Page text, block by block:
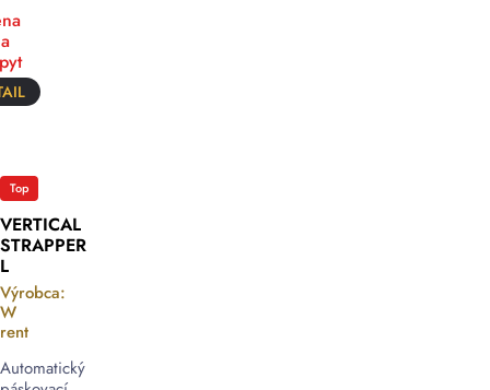
Top
VERTICAL
STRAPPER
L
Výrobca:
W
rent
Automatický